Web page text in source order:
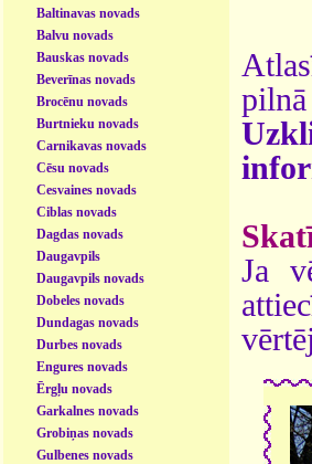
Baltinavas novads
Balvu novads
Bauskas novads
Beverīnas novads
Brocēnu novads
Burtnieku novads
Carnikavas novads
Cēsu novads
Cesvaines novads
Ciblas novads
Dagdas novads
Daugavpils
Daugavpils novads
Dobeles novads
Dundagas novads
Durbes novads
Engures novads
Ērgļu novads
Garkalnes novads
Grobiņas novads
Gulbenes novads
pilnā
Ja